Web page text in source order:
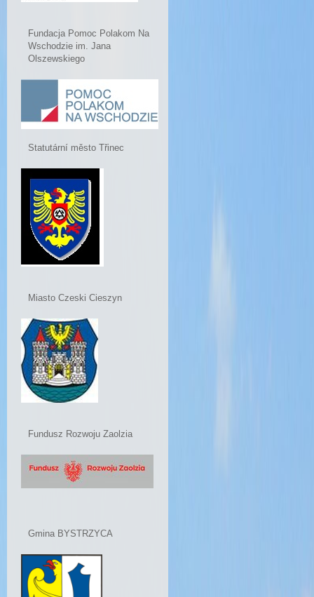
Fundacja Pomoc Polakom Na
Wschodzie im. Jana
Olszewskiego
Statutární město Třinec
Miasto Czeski Cieszyn
Fundusz Rozwoju Zaolzia
Gmina BYSTRZYCA